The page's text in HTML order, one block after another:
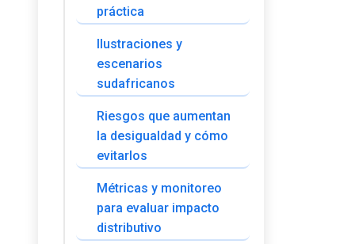
práctica
Ilustraciones y
escenarios
sudafricanos
Riesgos que aumentan
la desigualdad y cómo
evitarlos
Métricas y monitoreo
para evaluar impacto
distributivo